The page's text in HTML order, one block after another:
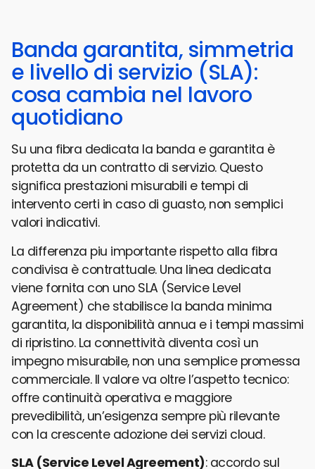
Banda garantita, simmetria
e livello di servizio (SLA):
cosa cambia nel lavoro
quotidiano
Su una fibra dedicata la banda e garantita è
protetta da un contratto di servizio. Questo
significa prestazioni misurabili e tempi di
intervento certi in caso di guasto, non semplici
valori indicativi.
La differenza piu importante rispetto alla fibra
condivisa è contrattuale. Una linea dedicata
viene fornita con uno SLA (Service Level
Agreement) che stabilisce la banda minima
garantita, la disponibilità annua e i tempi massimi
di ripristino. La connettività diventa così un
impegno misurabile, non una semplice promessa
commerciale. Il valore va oltre l’aspetto tecnico:
offre continuità operativa e maggiore
prevedibilità, un’esigenza sempre più rilevante
con la crescente adozione dei servizi cloud.
SLA (Service Level Agreement): accordo sul